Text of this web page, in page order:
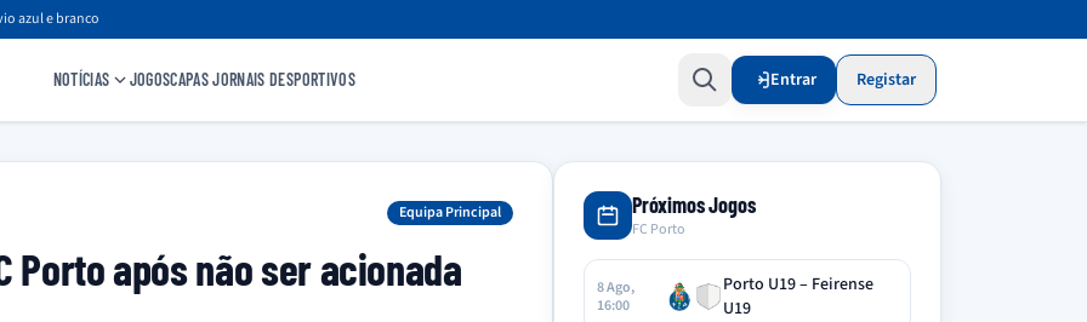
azul e branco
NOTÍCIAS JOGOSCAPAS JORNAIS DESPORTIVOS Entrar Registar
Equipa Principal
Porto após não ser acionada
Próximos Jogos
FC Porto
8 Ago,
16:00
Porto U19 – Feirense
U19